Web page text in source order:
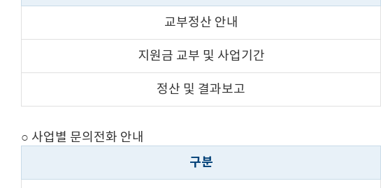
교부정산 안내
지원금 교부 및 사업기간
정산 및 결과보고
○ 사업별 문의전화 안내
구분